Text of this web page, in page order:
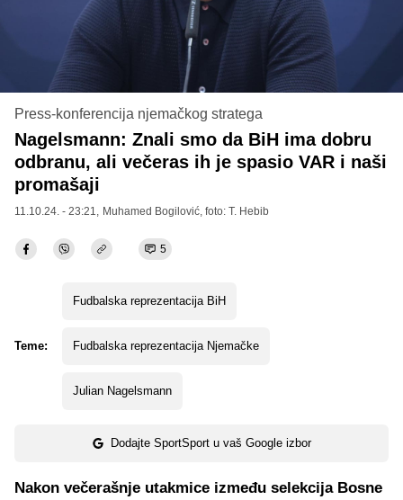
Press-konferencija njemačkog stratega
Nagelsmann: Znali smo da BiH ima dobru
odbranu, ali večeras ih je spasio VAR i naši
promašaji
11.10.24. - 23:21, Muhamed Bogilović , foto: T. Hebib
5
Teme:
Fudbalska reprezentacija BiH
Fudbalska reprezentacija Njemačke
Julian Nagelsmann
Dodajte SportSport u vaš Google izbor
Nakon večerašnje utakmice između selekcija Bosne